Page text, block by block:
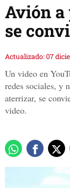
Avión
se
Actualizado: 07
Un video en
redes sociales, y
aterrizar, se
video.